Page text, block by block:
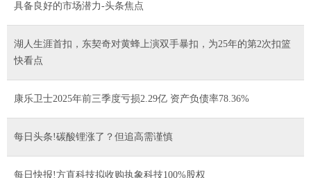
具备良好的市场潜力-头条焦点
湖人生涯首扣，东契奇对黄蜂上演双手暴扣，为25年的第2次扣篮
快看点
康乐卫士2025年前三季度亏损2.29亿 资产负债率78.36%
每日头条!碳酸锂涨了？但追高需谨慎
每日快报!方直科技拟收购执象科技100%股权